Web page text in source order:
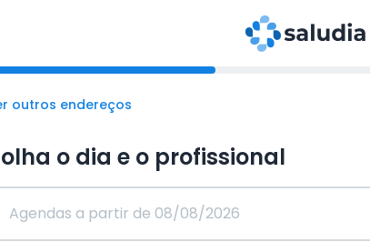
outros endereços
o dia e o profissional